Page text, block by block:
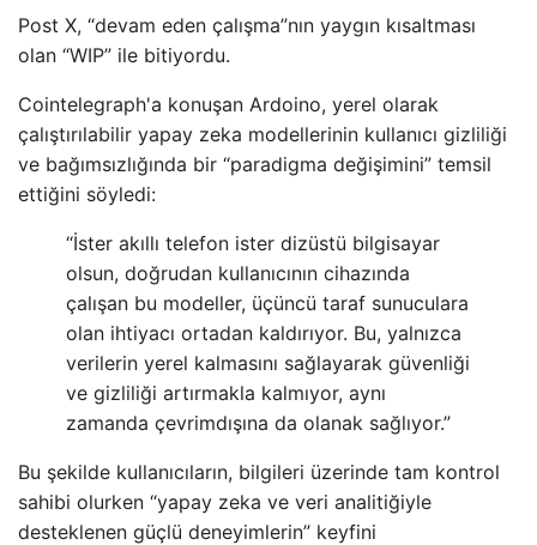
Post X, “devam eden çalışma”nın yaygın kısaltması
olan “WIP” ile bitiyordu.
Cointelegraph'a konuşan Ardoino, yerel olarak
çalıştırılabilir yapay zeka modellerinin kullanıcı gizliliği
ve bağımsızlığında bir “paradigma değişimini” temsil
ettiğini söyledi:
“İster akıllı telefon ister dizüstü bilgisayar
olsun, doğrudan kullanıcının cihazında
çalışan bu modeller, üçüncü taraf sunuculara
olan ihtiyacı ortadan kaldırıyor. Bu, yalnızca
verilerin yerel kalmasını sağlayarak güvenliği
ve gizliliği artırmakla kalmıyor, aynı
zamanda çevrimdışına da olanak sağlıyor.”
Bu şekilde kullanıcıların, bilgileri üzerinde tam kontrol
sahibi olurken “yapay zeka ve veri analitiğiyle
desteklenen güçlü deneyimlerin” keyfini